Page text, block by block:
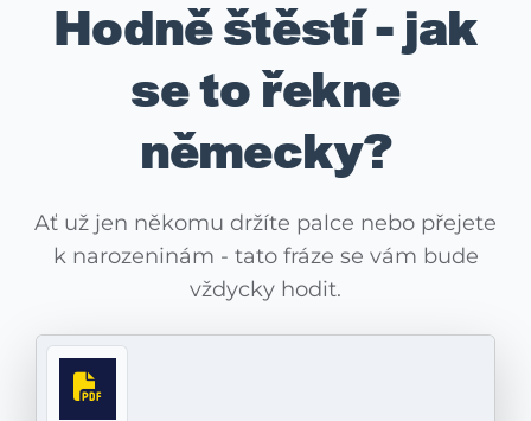
Hodně štěstí - jak
se to řekne
německy?
Ať už jen někomu držíte palce nebo přejete
k narozeninám - tato fráze se vám bude
vždycky hodit.